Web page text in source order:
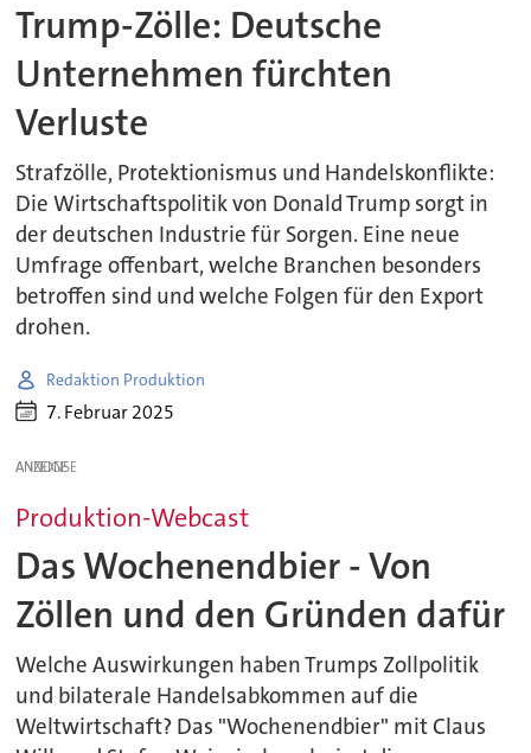
Trump-Zölle: Deutsche
Unternehmen fürchten
Verluste
Strafzölle, Protektionismus und Handelskonflikte:
Die Wirtschaftspolitik von Donald Trump sorgt in
der deutschen Industrie für Sorgen. Eine neue
Umfrage offenbart, welche Branchen besonders
betroffen sind und welche Folgen für den Export
drohen.
Redaktion Produktion
7. Februar 2025
ANZEIGE
Produktion-Webcast
Das Wochenendbier - Von
Zöllen und den Gründen dafür
Welche Auswirkungen haben Trumps Zollpolitik
und bilaterale Handelsabkommen auf die
Weltwirtschaft? Das "Wochenendbier" mit Claus